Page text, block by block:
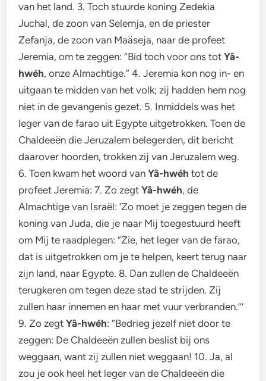
van het land. 3. Toch stuurde koning Zedekia
Juchal, de zoon van Selemja, en de priester
Zefanja, de zoon van Maäseja, naar de profeet
Jeremia, om te zeggen: “Bid toch voor ons totYâ-
hwéh, onze Almachtige.” 4. Jeremia kon nog in- en
uitgaan te midden van het volk; zij hadden hem nog
niet in de gevangenis gezet. 5. Inmiddels was het
leger van de farao uit Egypte uitgetrokken. Toen de
Chaldeeën die Jeruzalem belegerden, dit bericht
daarover hoorden, trokken zij van Jeruzalem weg.
6. Toen kwam het woord vanYâ-hwéh tot de
profeet Jeremia: 7. Zo zegtYâ-hwéh, de
Almachtige van Israël: ‘Zo moet je zeggen tegen de
koning van Juda, die je naar Mij toegestuurd heeft
om Mij te raadplegen: “Zie, het leger van de farao,
dat is uitgetrokken om je te helpen, keert terug naar
zijn land, naar Egypte. 8. Dan zullen de Chaldeeën
terugkeren om tegen deze stad te strijden. Zij
zullen haar innemen en haar met vuur verbranden.”‘
9. Zo zegtYâ-hwéh: “Bedrieg jezelf niet door te
zeggen: De Chaldeeën zullen beslist bij ons
weggaan, want zij zullen niet weggaan! 10. Ja, al
zou je ook heel het leger van de Chaldeeën die